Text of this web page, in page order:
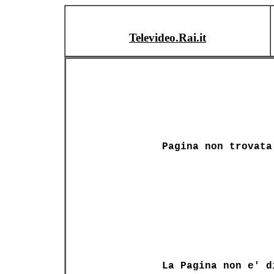
Televideo.Rai.it
Pagina non trovata
La Pagina non e'